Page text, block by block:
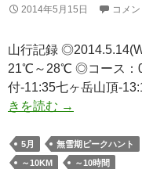
2014年5月15日 コメ
山行記録
21℃～28℃ ◎コース：
付-11:35七ヶ岳山頂-
きを読む 日
三
百
→
5月 無雪期ピークハント
～10KM
～10時間